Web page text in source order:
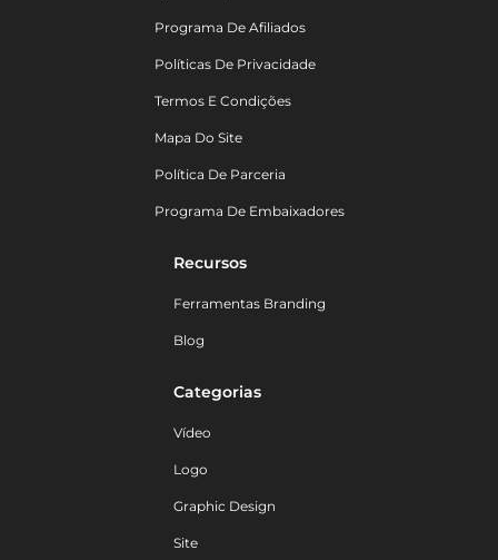
Programa De Afiliados
Políticas De Privacidade
Termos E Condições
Mapa Do Site
Política De Parceria
Programa De Embaixadores
Recursos
Ferramentas Branding
Blog
Categorias
Vídeo
Logo
Graphic Design
Site